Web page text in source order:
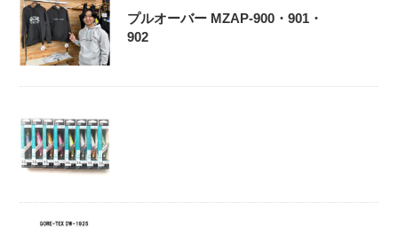
プルオーバー MZAP-900・901・
902